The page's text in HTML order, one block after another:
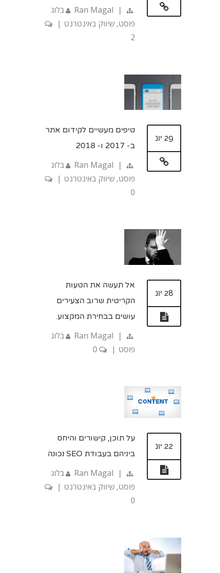
Ran Magal |
בלוג
פוסט, שיווק באינטרנט |
2
29 יונ
טיפים מעשיים לקידום אתר
ב- 2017 ו- 2018
Ran Magal |
בלוג
פוסט, שיווק באינטרנט |
0
28 יונ
אל תעשה את הטעות
הקריטית שרוב הצעירים
עושים בבחירת המקצוע.
Ran Magal |
בלוג
פוסט |
22 יונ
על תוכן, קישורים והיחס
ביניהם בעבודת SEO נכונה
Ran Magal |
בלוג
פוסט, שיווק באינטרנט |
0